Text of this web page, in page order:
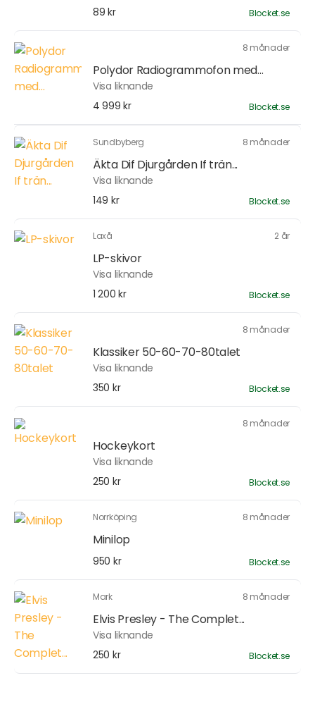
89 kr
Blocket.se
8 månader
Polydor Radiogrammofon med...
Visa liknande
4 999 kr
Blocket.se
Sundbyberg 8 månader
Äkta Dif Djurgården If trän...
Visa liknande
149 kr
Blocket.se
Laxå 2 år
LP-skivor
Visa liknande
1 200 kr
Blocket.se
8 månader
Klassiker 50-60-70-80talet
Visa liknande
350 kr
Blocket.se
8 månader
Hockeykort
Visa liknande
250 kr
Blocket.se
Norrköping 8 månader
Minilop
950 kr Blocket.se
Mark 8 månader
Elvis Presley - The Complet...
Visa liknande
250 kr
Blocket.se